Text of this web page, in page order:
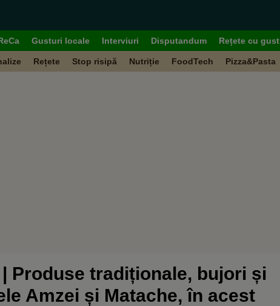
Gusturi locale Interviuri Disputandum Rețete cu gust
Rețete Stop risipă Nutriție FoodTech Pizza&Pasta
Produse tradiționale, bujori și
Amzei și Matache, în acest